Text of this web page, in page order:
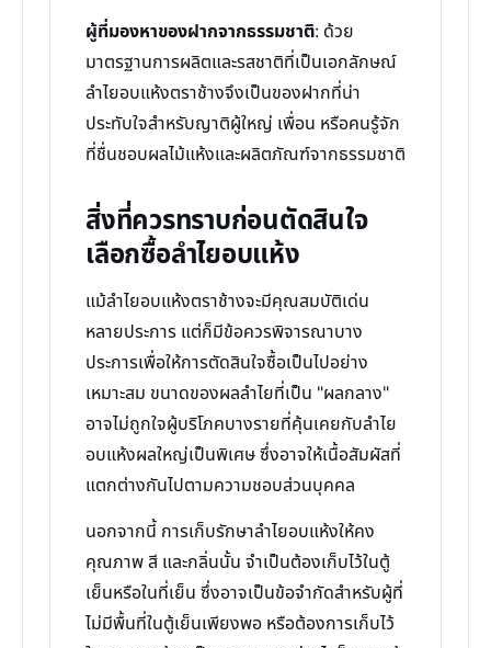
ผู้ที่มองหาของฝากจากธรรมชาติ: ด้วย
มาตรฐานการผลิตและรสชาติที่เป็นเอกลักษณ์
ลำไยอบแห้งตราช้างจึงเป็นของฝากที่น่า
ประทับใจสำหรับญาติผู้ใหญ่ เพื่อน หรือคนรู้จัก
ที่ชื่นชอบผลไม้แห้งและผลิตภัณฑ์จากธรรมชาติ
สิ่งที่ควรทราบก่อนตัดสินใจ
เลือกซื้อลำไยอบแห้ง
แม้ลำไยอบแห้งตราช้างจะมีคุณสมบัติเด่น
หลายประการ แต่ก็มีข้อควรพิจารณาบาง
ประการเพื่อให้การตัดสินใจซื้อเป็นไปอย่าง
เหมาะสม ขนาดของผลลำไยที่เป็น "ผลกลาง"
อาจไม่ถูกใจผู้บริโภคบางรายที่คุ้นเคยกับลำไย
อบแห้งผลใหญ่เป็นพิเศษ ซึ่งอาจให้เนื้อสัมผัสที่
แตกต่างกันไปตามความชอบส่วนบุคคล
นอกจากนี้ การเก็บรักษาลำไยอบแห้งให้คง
คุณภาพ สี และกลิ่นนั้น จำเป็นต้องเก็บไว้ในตู้
เย็นหรือในที่เย็น ซึ่งอาจเป็นข้อจำกัดสำหรับผู้ที่
ไม่มีพื้นที่ในตู้เย็นเพียงพอ หรือต้องการเก็บไว้